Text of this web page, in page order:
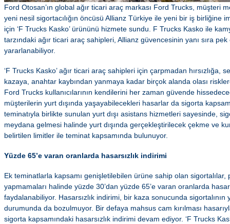
Ford Otosan’ın global ağır ticari araç markası Ford Trucks, müşteri
yeni nesil sigortacılığın öncüsü Allianz Türkiye ile yeni bir iş birliğine
için ‘F Trucks Kasko’ ürününü hizmete sundu. F Trucks Kasko ile
tarzındaki ağır ticari araç sahipleri, Allianz güvencesinin yanı sıra
yararlanabiliyor.
‘F Trucks Kasko’ ağır ticari araç sahipleri için çarpmadan hırsızlığa,
kazaya, anahtar kaybından yanmaya kadar birçok alanda olası
Ford Trucks kullanıcılarının kendilerini her zaman güvende
müşterilerin yurt dışında yaşayabilecekleri hasarlar da sigorta
teminatıyla birlikte sunulan yurt dışı asistans hizmetleri sayesinde,
meydana gelmesi halinde yurt dışında gerçekleştirilecek çekme ve
belirtilen limitler ile teminat kapsamında bulunuyor.
Yüzde 65’e varan oranlarda hasarsızlık indirimi
Ek teminatlarla kapsamı genişletilebilen ürüne sahip olan sigortalılar,
yapmamaları halinde yüzde 30’dan yüzde 65’e varan oranlarda
faydalanabiliyor. Hasarsızlık indirimi, bir kaza sonucunda sigortalının
durumunda da bozulmuyor. Bir defaya mahsus cam kırılması
sigorta kapsamındaki hasarsızlık indirimi devam ediyor. ‘F Trucks